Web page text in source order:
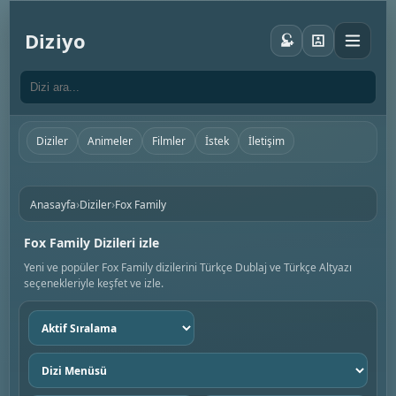
Diziyo
Diziler Animeler Filmler İstek İletişim
Anasayfa›Diziler›Fox Family
Fox Family Dizileri izle
Yeni ve popüler Fox Family dizilerini Türkçe Dublaj ve Türkçe Altyazı
seçenekleriyle keşfet ve izle.
Sıralama
seç
Dizi
menüsü